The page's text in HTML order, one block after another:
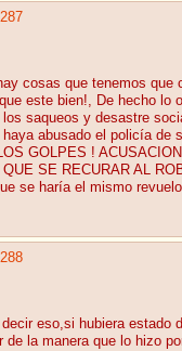
cosas que tenemos
este bien!, De hecho lo
saqueos y desastre
abusado el policía
GOLPES !
SE RECURAR AL
se haría el mismo
eso,si hubiera estado
la manera que lo hizo